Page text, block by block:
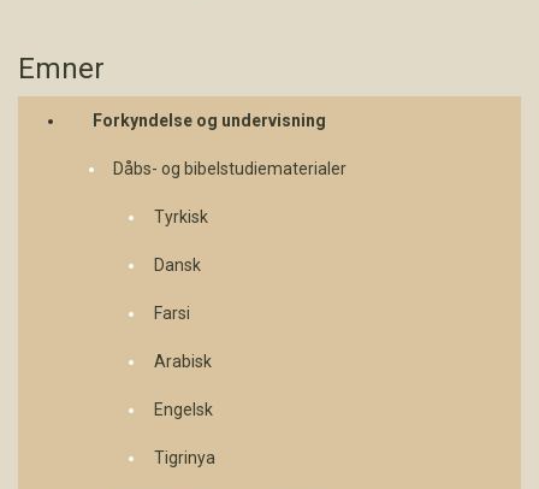
Emner
Forkyndelse og undervisning
Dåbs- og bibelstudiematerialer
Tyrkisk
Dansk
Farsi
Arabisk
Engelsk
Tigrinya